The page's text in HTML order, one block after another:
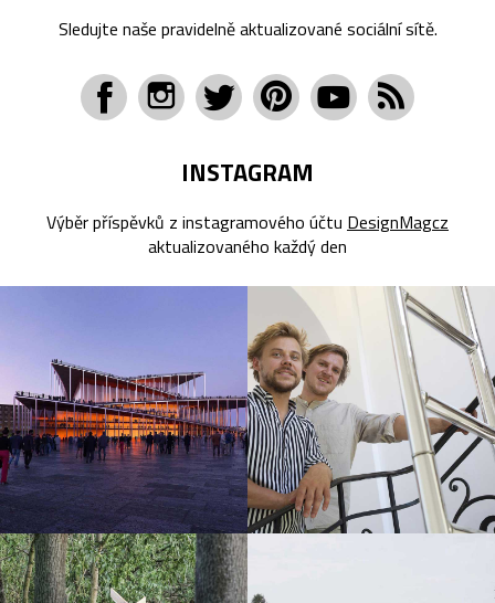
Sledujte naše pravidelně aktualizované sociální sítě.
INSTAGRAM
Výběr příspěvků z instagramového účtu DesignMagcz
aktualizovaného každý den